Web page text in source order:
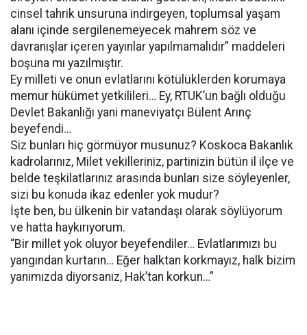
cinsel tahrik unsuruna indirgeyen, toplumsal yaşam
alanı içinde sergilenemeyecek mahrem söz ve
davranışlar içeren yayınlar yapılmamalıdır” maddeleri
boşuna mı yazılmıştır.
Ey milleti ve onun evlatlarını kötülüklerden korumaya
memur hükümet yetkilileri… Ey, RTUK’un bağlı olduğu
Devlet Bakanlığı yani maneviyatçı Bülent Arınç
beyefendi…
Siz bunları hiç görmüyor musunuz? Koskoca Bakanlık
kadrolarınız, Milet vekilleriniz, partinizin bütün il ilçe ve
belde teşkilatlarınız arasında bunları size söyleyenler,
sizi bu konuda ikaz edenler yok mudur?
İşte ben, bu ülkenin bir vatandaşı olarak söylüyorum
ve hatta haykırıyorum.
“Bir millet yok oluyor beyefendiler… Evlatlarımızı bu
yangından kurtarın… Eğer halktan korkmayız, halk bizim
yanımızda diyorsanız, Hak’tan korkun…”